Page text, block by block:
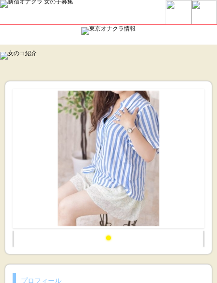
プロフィール